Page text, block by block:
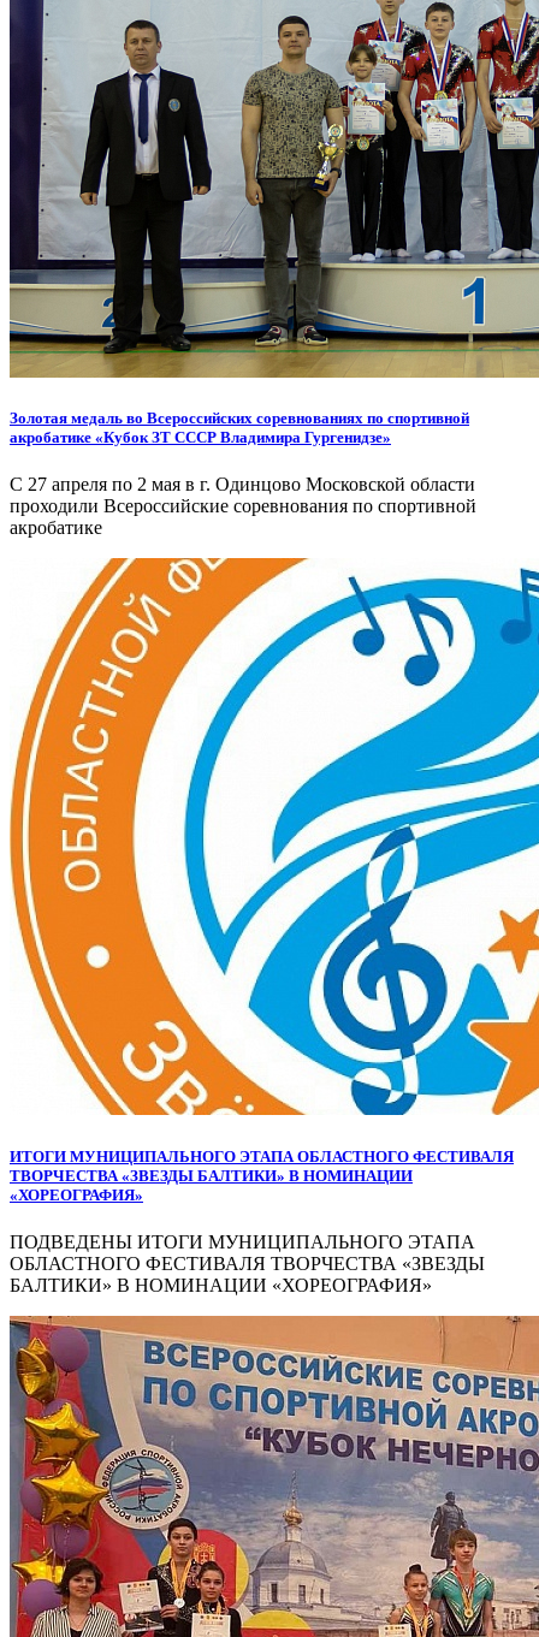
Золотая медаль во Всероссийских соревнованиях по спортивной
акробатике «Кубок ЗТ СССР Владимира Гургенидзе»
С 27 апреля по 2 мая в г. Одинцово Московской области
проходили Всероссийские соревнования по спортивной
акробатике
ИТОГИ МУНИЦИПАЛЬНОГО ЭТАПА ОБЛАСТНОГО ФЕСТИВАЛЯ
ТВОРЧЕСТВА «ЗВЕЗДЫ БАЛТИКИ» В НОМИНАЦИИ
«ХОРЕОГРАФИЯ»
ПОДВЕДЕНЫ ИТОГИ МУНИЦИПАЛЬНОГО ЭТАПА
ОБЛАСТНОГО ФЕСТИВАЛЯ ТВОРЧЕСТВА «ЗВЕЗДЫ
БАЛТИКИ» В НОМИНАЦИИ «ХОРЕОГРАФИЯ»